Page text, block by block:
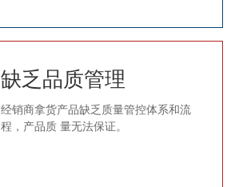
缺乏品质管理
经销商拿货产品缺乏质量管控体系和流
程，产品质 量无法保证。